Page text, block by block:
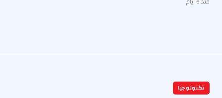
تكنولوجيا